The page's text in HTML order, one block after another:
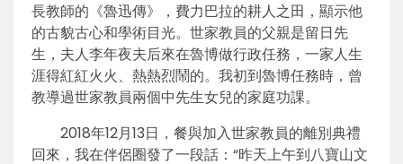
長教師的《魯迅傳》，費力巴拉的耕人之田，顯示他
的古貌古心和學術目光。世家教員的父親是留日先
生，夫人李年夜夫后來在魯博做行政任務，一家人生
涯得紅紅火火、熱熱烈鬧的。我初到魯博任務時，曾
教導過世家教員兩個中先生女兒的家庭功課。
2018年12月13日，餐與加入世家教員的離別典禮
回來，我在伴侶圈發了一段話：“昨天上午到八寶山文